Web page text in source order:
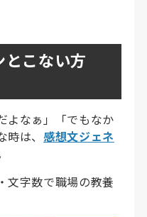
こない方
よなぁ」「でもなか
時は、感想文ジェネ
文字数で職場の教養